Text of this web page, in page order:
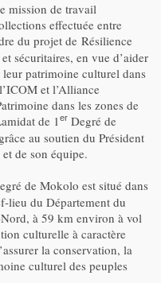
mission de travail
effectuée entre
du projet de Résilience
sécuritaires, en vue d’aider
patrimoine culturel dans
et l’Alliance
dans les zones de
de 1er Degré de
au soutien du Président
de son équipe.
de Mokolo est situé dans
lieu du Département du
à 59 km environ à vol
culturelle à caractère
la conservation, la
culturel des peuples